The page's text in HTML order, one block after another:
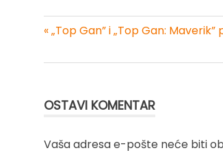
« „Top Gan” i „Top Gan:
OSTAVI KOMENTAR
Vaša adresa e-pošte neće biti